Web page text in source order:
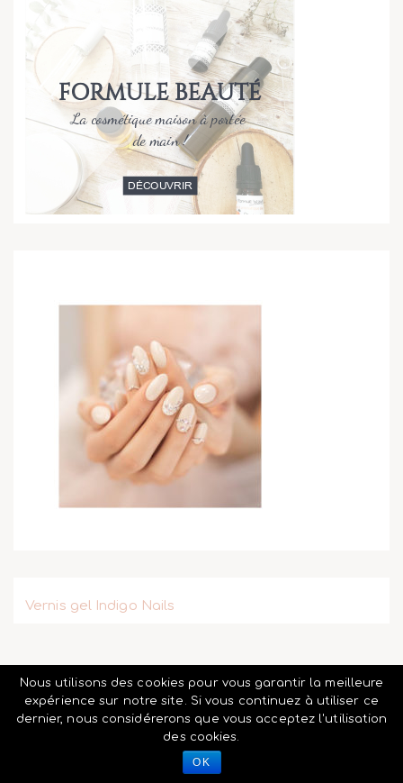
Vernis gel Indigo Nails
Nous utilisons des cookies pour vous garantir la meilleure
expérience sur notre site. Si vous continuez à utiliser ce
dernier, nous considérerons que vous acceptez l'utilisation
des cookies.
OK